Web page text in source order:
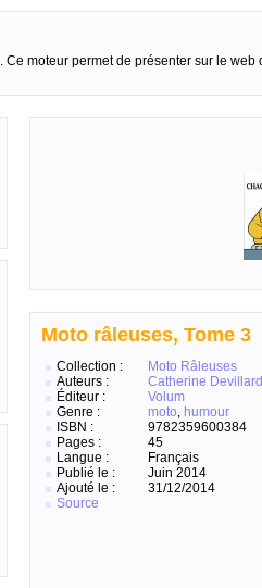
. Ce moteur permet de présenter sur le
Moto râleuses, Tome 3
Collection :
Moto Râleuses
Auteurs :
Catherine
Éditeur :
Volum
Genre :
moto humour
ISBN :
9782359600384
Pages :
45
Langue :
Français
Publié le :
Juin 2014
Ajouté le :
31/12/2014
Source